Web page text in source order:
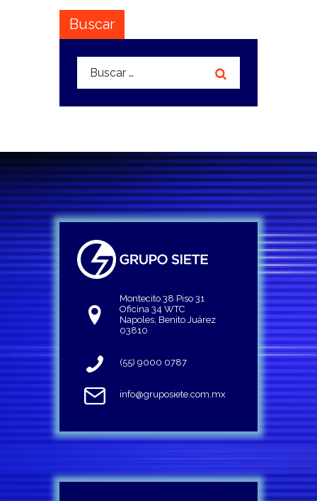
Buscar
Buscar:
Montecito 38 Piso 31
Oficina 34 WTC
Napoles, Benito Juárez
03810
(55) 9000 0787
info@gruposiete.com.mx